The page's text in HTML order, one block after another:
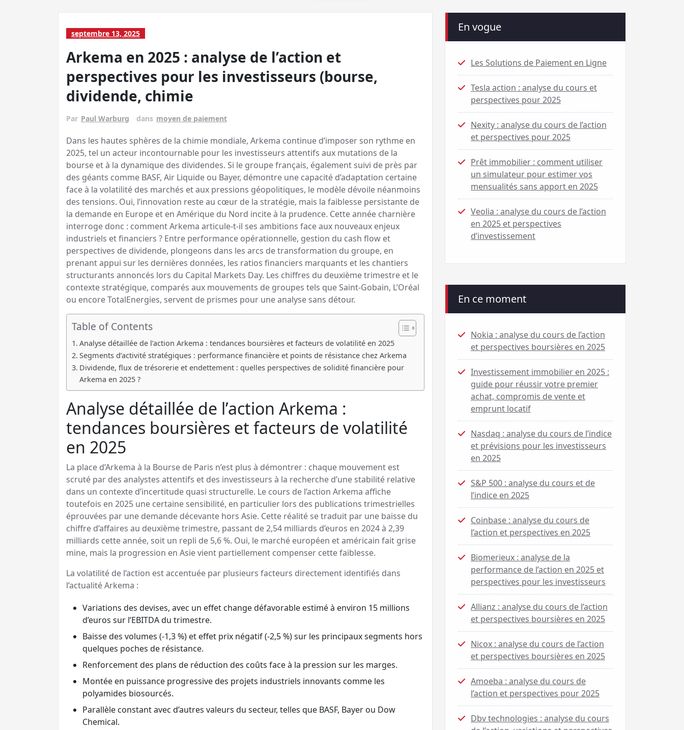
septembre 13, 2025
Arkema en 2025 : analyse de l’action et
perspectives pour les investisseurs (bourse,
dividende, chimie
Par Paul Warburg dans moyen de paiement
Dans les hautes sphères de la chimie mondiale, Arkema continue d’imposer son rythme en
2025, tel un acteur incontournable pour les investisseurs attentifs aux mutations de la
bourse et à la dynamique des dividendes. Si le groupe français, également suivi de près par
des géants comme BASF, Air Liquide ou Bayer, démontre une capacité d’adaptation certaine
face à la volatilité des marchés et aux pressions géopolitiques, le modèle dévoile néanmoins
des tensions. Oui, l’innovation reste au cœur de la stratégie, mais la faiblesse persistante de
la demande en Europe et en Amérique du Nord incite à la prudence. Cette année charnière
interroge donc : comment Arkema articule-t-il ses ambitions face aux nouveaux enjeux
industriels et financiers ? Entre performance opérationnelle, gestion du cash flow et
perspectives de dividende, plongeons dans les arcs de transformation du groupe, en
prenant appui sur les dernières données, les ratios financiers marquants et les chantiers
structurants annoncés lors du Capital Markets Day. Les chiffres du deuxième trimestre et le
contexte stratégique, comparés aux mouvements de groupes tels que Saint-Gobain, L’Oréal
ou encore TotalEnergies, servent de prismes pour une analyse sans détour.
Table of Contents
Analyse détaillée de l’action Arkema : tendances boursières et facteurs de volatilité en 2025
Segments d’activité stratégiques : performance financière et points de résistance chez Arkema
Dividende, flux de trésorerie et endettement : quelles perspectives de solidité financière pour
Arkema en 2025 ?
Analyse détaillée de l’action Arkema :
tendances boursières et facteurs de volatilité
en 2025
La place d’Arkema à la Bourse de Paris n’est plus à démontrer : chaque mouvement est
scruté par des analystes attentifs et des investisseurs à la recherche d’une stabilité relative
dans un contexte d’incertitude quasi structurelle. Le cours de l’action Arkema affiche
toutefois en 2025 une certaine sensibilité, en particulier lors des publications trimestrielles
éprouvées par une demande décevante hors Asie. Cette réalité se traduit par une baisse du
chiffre d’affaires au deuxième trimestre, passant de 2,54 milliards d’euros en 2024 à 2,39
milliards cette année, soit un repli de 5,6 %. Oui, le marché européen et américain fait grise
mine, mais la progression en Asie vient partiellement compenser cette faiblesse.
La volatilité de l’action est accentuée par plusieurs facteurs directement identifiés dans
l’actualité Arkema :
Variations des devises, avec un effet change défavorable estimé à environ 15 millions
d’euros sur l’EBITDA du trimestre.
Baisse des volumes (-1,3 %) et effet prix négatif (-2,5 %) sur les principaux segments hors
quelques poches de résistance.
Renforcement des plans de réduction des coûts face à la pression sur les marges.
Montée en puissance progressive des projets industriels innovants comme les
polyamides biosourcés.
Parallèle constant avec d’autres valeurs du secteur, telles que BASF, Bayer ou Dow
Chemical.
En vogue
Les Solutions de Paiement en Ligne
Tesla action : analyse du cours et
perspectives pour 2025
Nexity : analyse du cours de l’action
et perspectives pour 2025
Prêt immobilier : comment utiliser
un simulateur pour estimer vos
mensualités sans apport en 2025
Veolia : analyse du cours de l’action
en 2025 et perspectives
d’investissement
En ce moment
Nokia : analyse du cours de l’action
et perspectives boursières en 2025
Investissement immobilier en 2025 :
guide pour réussir votre premier
achat, compromis de vente et
emprunt locatif
Nasdaq : analyse du cours de l’indice
et prévisions pour les investisseurs
en 2025
S&P 500 : analyse du cours et de
l’indice en 2025
Coinbase : analyse du cours de
l’action et perspectives en 2025
Biomerieux : analyse de la
performance de l’action en 2025 et
perspectives pour les investisseurs
Allianz : analyse du cours de l’action
et perspectives boursières en 2025
Nicox : analyse du cours de l’action
et perspectives boursières en 2025
Amoeba : analyse du cours de
l’action et perspectives pour 2025
Dbv technologies : analyse du cours